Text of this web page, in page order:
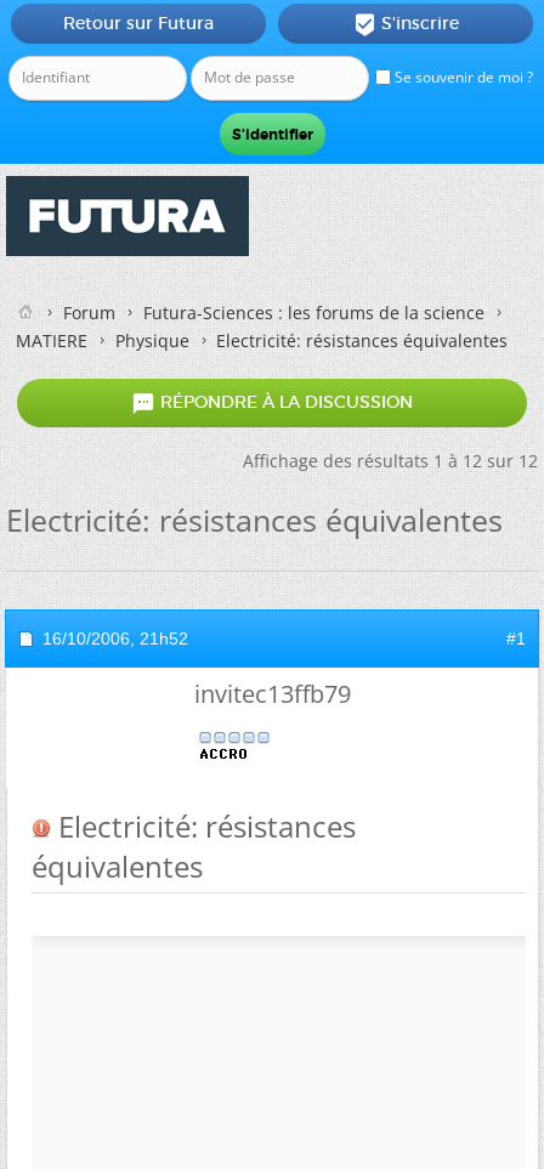
Se souvenir de moi ?
Retour sur Futura  S'inscrire
Forum
Futura-Sciences : les forums de la science
MATIERE
Physique Electricité: résistances équivalentes
 RÉPONDRE À LA DISCUSSION
Affichage des résultats 1 à 12 sur 12
Electricité: résistances équivalentes
16/10/2006, 21h52 #1
invitec13ffb79
Electricité: résistances
équivalentes